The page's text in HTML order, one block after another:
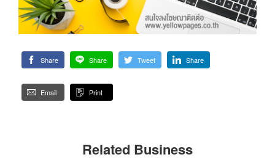
Share Share Tweet Share
Email Print
Related Business